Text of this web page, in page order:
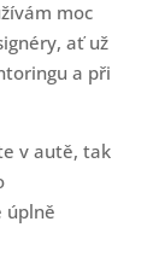
moc
ať už
a při
v autě, tak
úplně